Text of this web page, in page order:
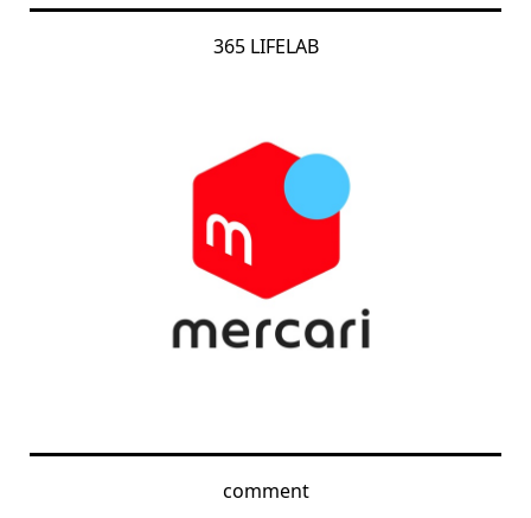
365 LIFELAB
comment